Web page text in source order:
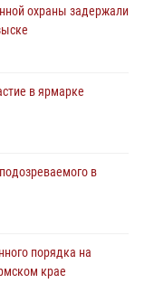
охраны задержали
в ярмарке
в
порядка на
крае